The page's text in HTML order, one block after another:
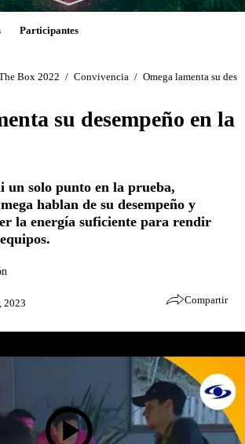
Participantes
Box 2022 / Convivencia / Omega lamenta su
su desempeño en la
un solo punto en la prueba,
hablan de su desempeño y
la energía suficiente para rendir
2023 Compartir